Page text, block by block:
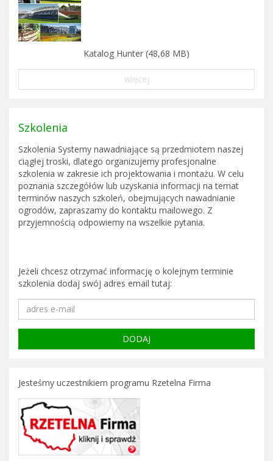
Katalog Hunter (48,68 MB)
więcej
Szkolenia
Szkolenia Systemy nawadniające są przedmiotem naszej
ciągłej troski, dlatego organizujemy profesjonalne
szkolenia w zakresie ich projektowania i montażu. W celu
poznania szczegółów lub uzyskania informacji na temat
terminów naszych szkoleń, obejmujących nawadnianie
ogrodów, zapraszamy do kontaktu mailowego. Z
przyjemnością odpowiemy na wszelkie pytania.
Jeżeli chcesz otrzymać informację o kolejnym terminie
szkolenia dodaj swój adres email tutaj:
Jesteśmy uczestnikiem programu Rzetelna Firma